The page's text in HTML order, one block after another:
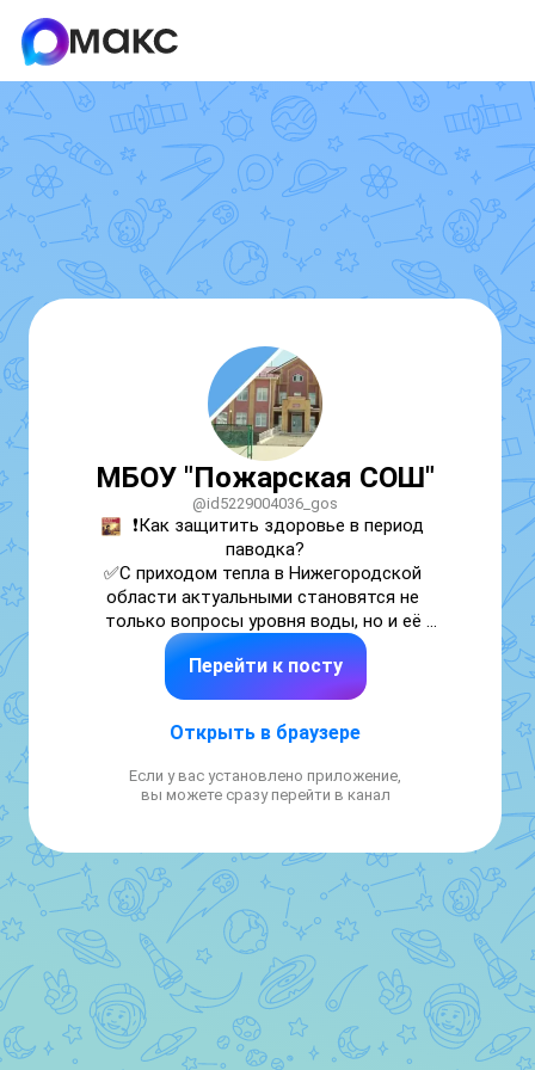
МБОУ "Пожарская СОШ"
@id5229004036_gos
❗Как защитить здоровье в период
паводка?
✅С приходом тепла в Нижегородской
области актуальными становятся не
только вопросы уровня воды, но и её
качества. Роспотребнадзор уже усилил
контроль за питьевой водой, а медики
предупреждают о «синдроме талого снега»
школьникам прямо сейчас — читаем в
Перейти к посту
Открыть в браузере
Если у вас установлено приложение,
вы можете сразу перейти в канал